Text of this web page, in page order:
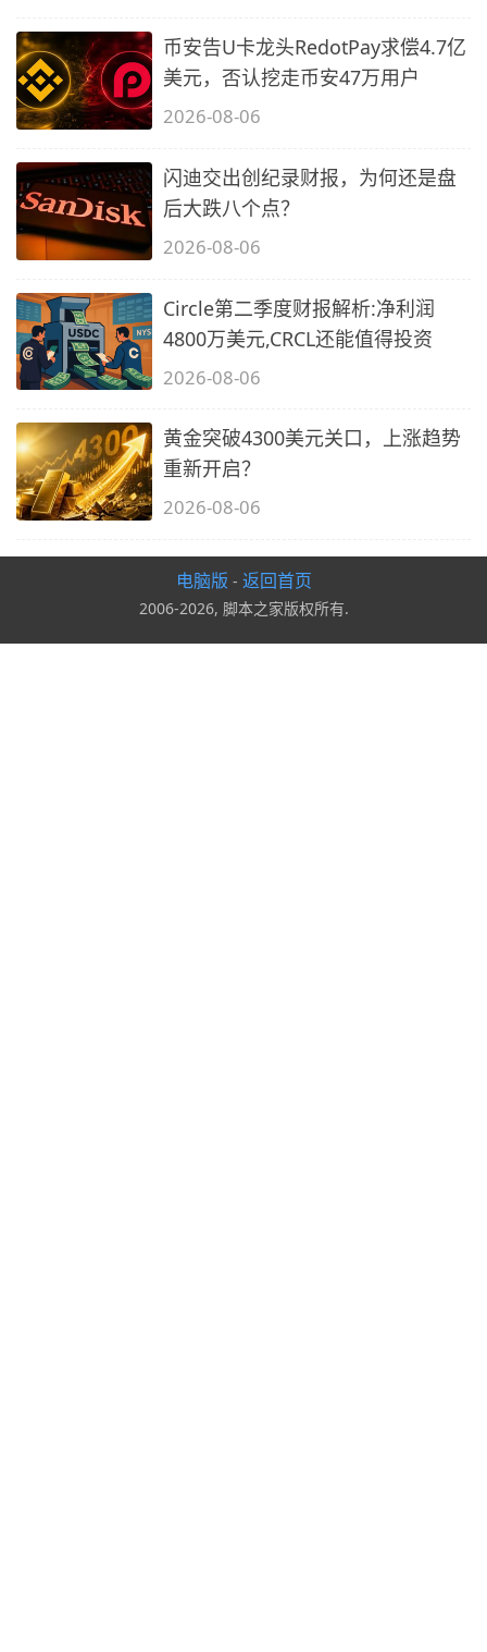
币安告U卡龙头RedotPay求偿4.7亿
美元，否认挖走币安47万用户
2026-08-06
闪迪交出创纪录财报，为何还是盘
后大跌八个点？
2026-08-06
Circle第二季度财报解析:净利润
4800万美元,CRCL还能值得投资
2026-08-06
黄金突破4300美元关口，上涨趋势
重新开启？
2026-08-06
电脑版 - 返回首页
2006-2026, 脚本之家版权所有.